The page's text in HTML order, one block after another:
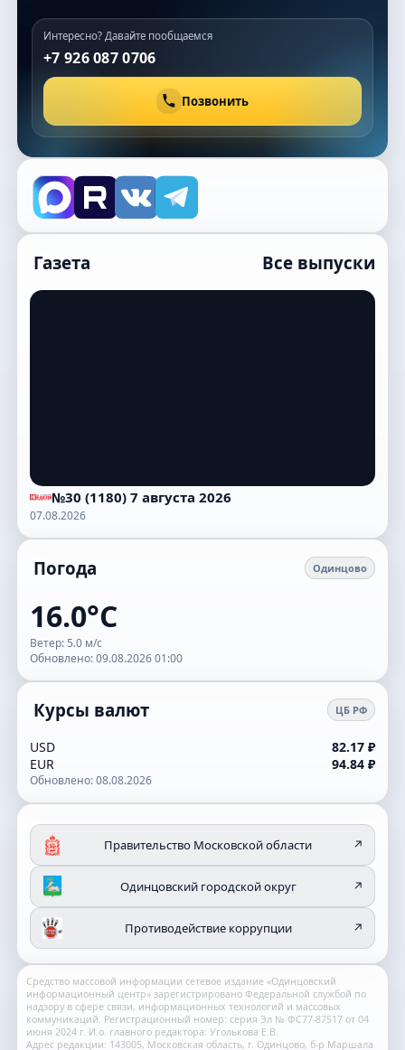
Интересно? Давайте пообщаемся
+7 926 087 0706
Позвонить
Газета Все выпуски
№30 (1180) 7 августа 2026
07.08.2026
Погода Одинцово
16.0°C
Ветер: 5.0 м/с
Обновлено: 09.08.2026 01:00
Курсы валют ЦБ РФ
USD
82.17 ₽
EUR
94.84 ₽
Обновлено: 08.08.2026
Правительство Московской области ↗
Одинцовский городской округ ↗
Противодействие коррупции ↗
Средство массовой информации сетевое издание «Одинцовский
информационный центр» зарегистрировано Федеральной службой по
надзору в сфере связи, информационных технологий и массовых
коммуникаций. Регистрационный номер: серия Эл № ФС77-87517 от 04
июня 2024 г. И.о. главного редактора: Уголькова Е.В.
Адрес редакции: 143005, Московская область, г. Одинцово, б-р Маршала